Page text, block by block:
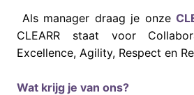
Als manager draag je onze
CLEARR staat voor
Excellence, Agility, Respect en
Wat krijg je van ons?